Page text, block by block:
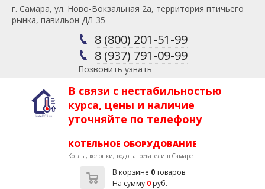
г. Самара, ул. Ново-Вокзальная 2а, территория птичьего
рынка, павильон ДЛ-35
8 (800) 201-51-99
8 (937) 791-09-99
Позвонить узнать
В связи с нестабильностью
курса, цены и наличие
уточняйте по телефону
КОТЕЛЬНОЕ ОБОРУДОВАНИЕ
Котлы, колонки, водонагреватели в Самаре
В корзине 0товаров
На сумму 0руб.